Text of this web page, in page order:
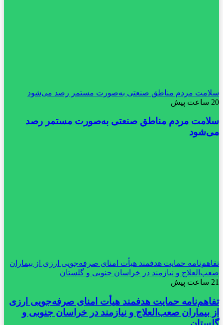
سلامت مردم مناطق صنعتی به‌صورت مستمر رصد می‌شود
20 ساعت پیش
سلامت مردم مناطق صنعتی به‌صورت مستمر رصد
می‌شود
تفاهم‌نامه حمایت هدفمند هیأت امنای صرفه‌جویی ارزی از بیماران
صعب‌العلاج و نیازمند در خراسان جنوبی و گلستان
21 ساعت پیش
تفاهم‌نامه حمایت هدفمند هیأت امنای صرفه‌جویی ارزی
از بیماران صعب‌العلاج و نیازمند در خراسان جنوبی و